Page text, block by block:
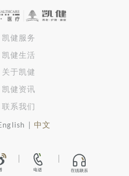
凯健服务
凯健生活
关于凯健
凯健资讯
联系我们
中文